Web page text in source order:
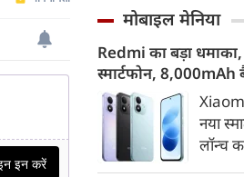
गलत
कहा कि
और
से
में है।
और
जिसके
लंबा
बारिश
गंतव्य
का
मोबाइल मेनिया
Redmi का बड़ा
स्मार्टफोन,
नया
लॉन्च